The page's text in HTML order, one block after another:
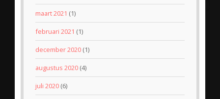
maart 2021 (1)
februari 2021 (1)
december 2020 (1)
augustus 2020 (4)
juli 2020 (6)